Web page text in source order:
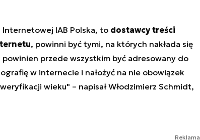
Internetowej IAB Polska, to dostawcy treści
, powinni być tymi, na których nakłada się
przede wszystkim być adresowany do
w internecie i nałożyć na nie obowiązek
wieku" – napisał Włodzimierz Schmidt,
Reklama